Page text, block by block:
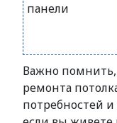
панели
Важно
ремонта
потребностей